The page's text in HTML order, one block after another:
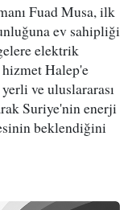
Fuad Musa, ilk
ev sahipliği
elektrik
hizmet Halep'e
ve uluslararası
Suriye'nin enerji
beklendiğini